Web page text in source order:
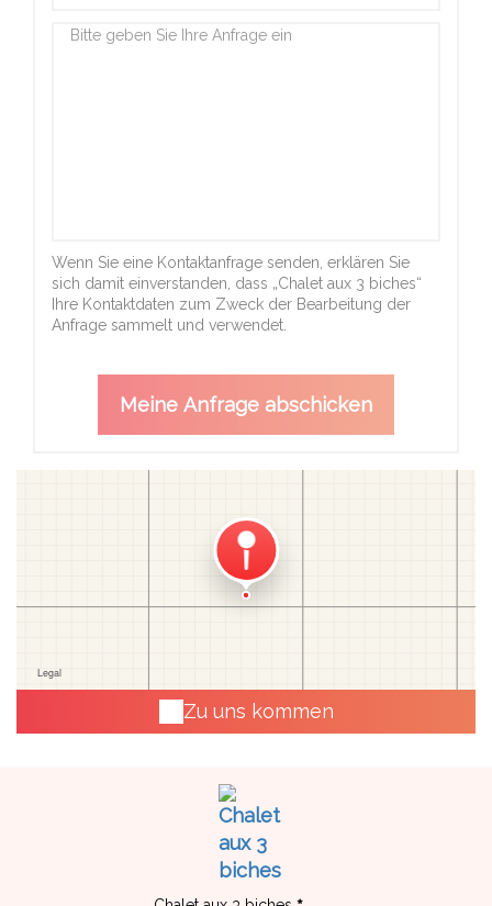
Wenn Sie eine Kontaktanfrage senden, erklären Sie
sich damit einverstanden, dass „Chalet aux 3 biches“
Ihre Kontaktdaten zum Zweck der Bearbeitung der
Anfrage sammelt und verwendet.
Zu uns kommen